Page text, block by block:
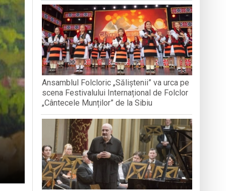
clubului de carte „Legături Literare”
prieteniei și diversității culturale
Ansamblul Folcloric „Săliștenii” va urca pe
scena Festivalului Internațional de Folclor
„Cântecele Munților” de la Sibiu